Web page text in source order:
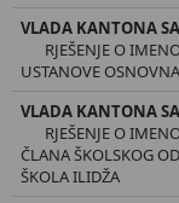
VLADA KANTONA
RJEŠENJE O
USTANOVE
VLADA KANTONA
RJEŠENJE O
ČLANA ŠKOLSKOG
ŠKOLA ILIDŽA